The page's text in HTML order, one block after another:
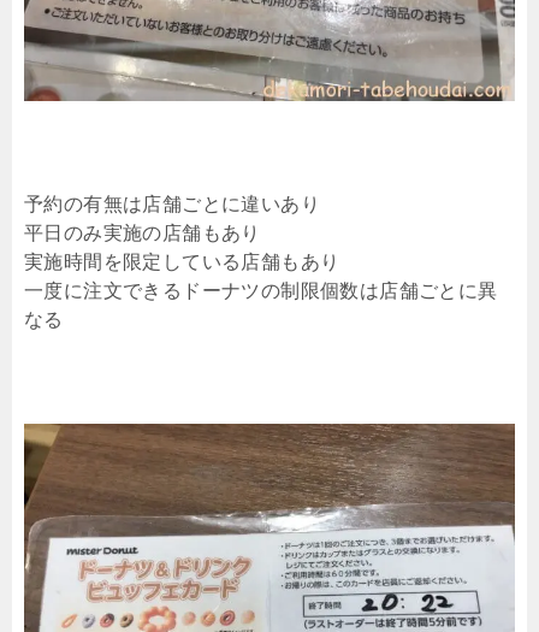
予約の有無は店舗ごとに違いあり
平日のみ実施の店舗もあり
実施時間を限定している店舗もあり
一度に注文できるドーナツの制限個数は店舗ごとに異
なる